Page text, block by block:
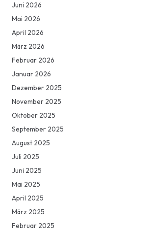
Juni 2026
Mai 2026
April 2026
März 2026
Februar 2026
Januar 2026
Dezember 2025
November 2025
Oktober 2025
September 2025
August 2025
Juli 2025
Juni 2025
Mai 2025
April 2025
März 2025
Februar 2025